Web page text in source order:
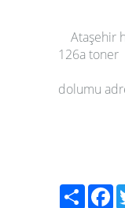
Ataşehir
126a toner
dolumu
Paylaş